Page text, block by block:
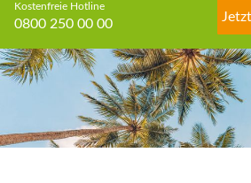
Kostenfreie Hotline
0800 250 00 00